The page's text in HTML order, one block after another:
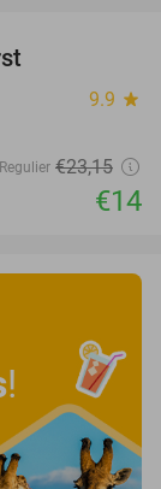
9.9 star
Regulier €23,15
€14
!